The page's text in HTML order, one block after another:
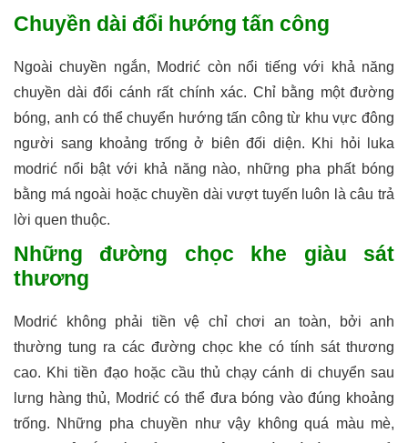
Chuyền dài đổi hướng tấn công
Ngoài chuyền ngắn, Modrić còn nổi tiếng với khả năng
chuyền dài đổi cánh rất chính xác. Chỉ bằng một đường
bóng, anh có thể chuyển hướng tấn công từ khu vực đông
người sang khoảng trống ở biên đối diện. Khi hỏi luka
modrić nổi bật với khả năng nào, những pha phất bóng
bằng má ngoài hoặc chuyền dài vượt tuyến luôn là câu trả
lời quen thuộc.
Những đường chọc khe giàu sát
thương
Modrić không phải tiền vệ chỉ chơi an toàn, bởi anh
thường tung ra các đường chọc khe có tính sát thương
cao. Khi tiền đạo hoặc cầu thủ chạy cánh di chuyển sau
lưng hàng thủ, Modrić có thể đưa bóng vào đúng khoảng
trống. Những pha chuyền như vậy không quá màu mè,